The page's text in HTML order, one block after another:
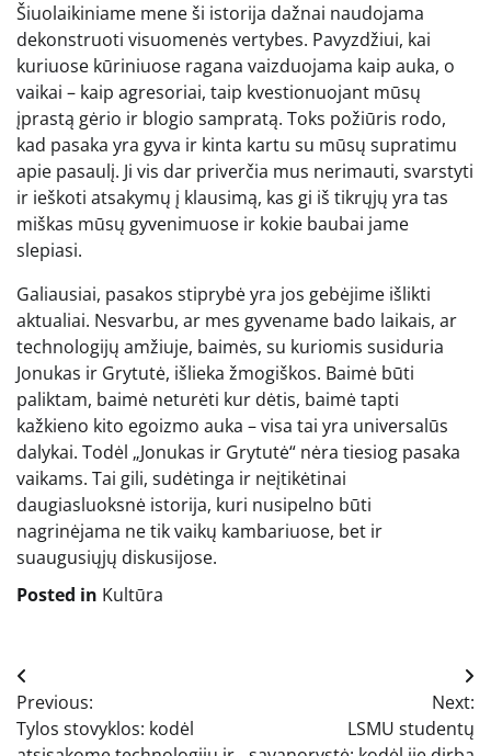
Šiuolaikiniame mene ši istorija dažnai naudojama
dekonstruoti visuomenės vertybes. Pavyzdžiui, kai
kuriuose kūriniuose ragana vaizduojama kaip auka, o
vaikai – kaip agresoriai, taip kvestionuojant mūsų
įprastą gėrio ir blogio sampratą. Toks požiūris rodo,
kad pasaka yra gyva ir kinta kartu su mūsų supratimu
apie pasaulį. Ji vis dar priverčia mus nerimauti, svarstyti
ir ieškoti atsakymų į klausimą, kas gi iš tikrųjų yra tas
miškas mūsų gyvenimuose ir kokie baubai jame
slepiasi.
Galiausiai, pasakos stiprybė yra jos gebėjime išlikti
aktualiai. Nesvarbu, ar mes gyvename bado laikais, ar
technologijų amžiuje, baimės, su kuriomis susiduria
Jonukas ir Grytutė, išlieka žmogiškos. Baimė būti
paliktam, baimė neturėti kur dėtis, baimė tapti
kažkieno kito egoizmo auka – visa tai yra universalūs
dalykai. Todėl „Jonukas ir Grytutė“ nėra tiesiog pasaka
vaikams. Tai gili, sudėtinga ir neįtikėtinai
daugiasluoksnė istorija, kuri nusipelno būti
nagrinėjama ne tik vaikų kambariuose, bet ir
suaugusiųjų diskusijose.
Posted in Kultūra
Navigacija
tarp
Previous:
Tylos stovyklos: kodėl
Next:
LSMU studentų